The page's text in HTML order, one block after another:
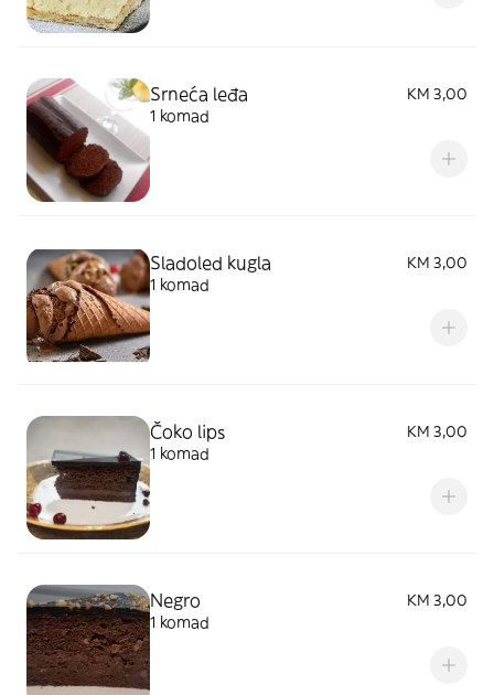
Srneća leđa
KM 3,00
1 komad
Sladoled kugla
KM 3,00
1 komad
Čoko lips
KM 3,00
1 komad
Negro
KM 3,00
1 komad